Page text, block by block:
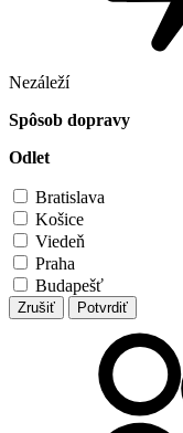
Nezáleží
Spôsob dopravy
Odlet
Bratislava
Košice
Viedeň
Praha
Budapešť
Zrušiť Potvrdiť